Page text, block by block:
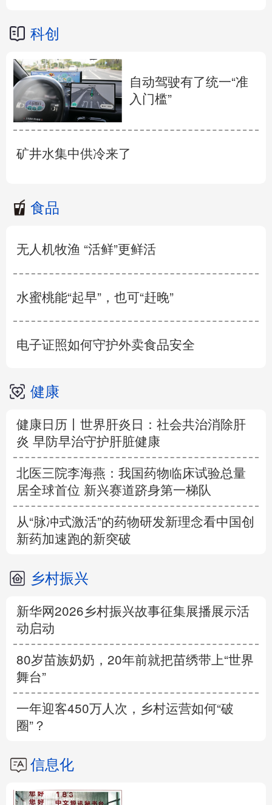
科创
自动驾驶有了统一“准
入门槛”
矿井水集中供冷来了
食品
无人机牧渔 “活鲜”更鲜活
水蜜桃能“起早”，也可“赶晚”
电子证照如何守护外卖食品安全
健康
健康日历丨世界肝炎日：社会共治消除肝
炎 早防早治守护肝脏健康
北医三院李海燕：我国药物临床试验总量
居全球首位 新兴赛道跻身第一梯队
从“脉冲式激活”的药物研发新理念看中国创
新药加速跑的新突破
乡村振兴
新华网2026乡村振兴故事征集展播展示活
动启动
80岁苗族奶奶，20年前就把苗绣带上“世界
舞台”
一年迎客450万人次，乡村运营如何“破
圈”？
信息化